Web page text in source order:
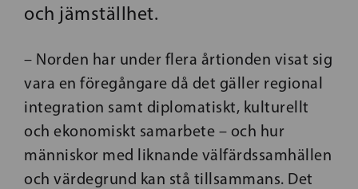
och jämställhet.
– Norden har under flera årtionden visat sig
vara en föregångare då det gäller regional
integration samt diplomatiskt, kulturellt
och ekonomiskt samarbete – och hur
människor med liknande välfärdssamhällen
och värdegrund kan stå tillsammans. Det